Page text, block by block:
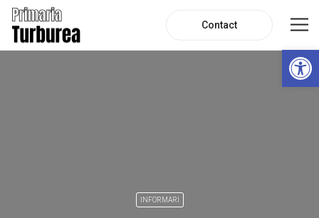
Contact
INFORMARI